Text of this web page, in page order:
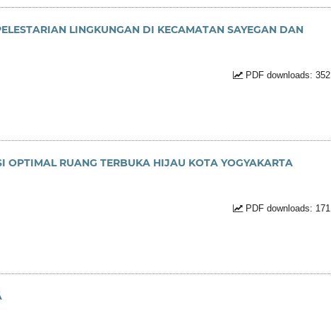
LINGKUNGAN DI KECAMATAN SAYEGAN DAN
PDF downloads: 352
OPTIMAL RUANG TERBUKA HIJAU KOTA YOGYAKARTA
PDF downloads: 171